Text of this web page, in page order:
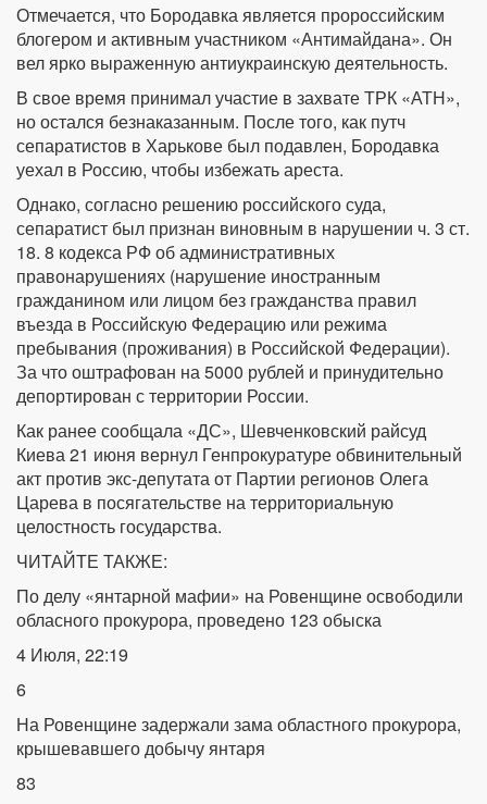
Отмечается, что Бородавка является пророссийским
блогером и активным участником «Антимайдана». Он
вел ярко выраженную антиукраинскую деятельность.
В свое время принимал участие в захвате ТРК «АТН»,
но остался безнаказанным. После того, как путч
сепаратистов в Харькове был подавлен, Бородавка
уехал в Россию, чтобы избежать ареста.
Однако, согласно решению российского суда,
сепаратист был признан виновным в нарушении ч. 3 ст.
18. 8 кодекса РФ об административных
правонарушениях (нарушение иностранным
гражданином или лицом без гражданства правил
въезда в Российскую Федерацию или режима
пребывания (проживания) в Российской Федерации).
За что оштрафован на 5000 рублей и принудительно
депортирован с территории России.
Как ранее сообщала «ДС», Шевченковский райсуд
Киева 21 июня вернул Генпрокуратуре обвинительный
акт против экс-депутата от Партии регионов Олега
Царева в посягательстве на территориальную
целостность государства.
ЧИТАЙТЕ ТАКЖЕ:
По делу «янтарной мафии» на Ровенщине освободили
обласного прокурора, проведено 123 обыска
4 Июля, 22:19
6
На Ровенщине задержали зама областного прокурора,
крышевавшего добычу янтаря
83